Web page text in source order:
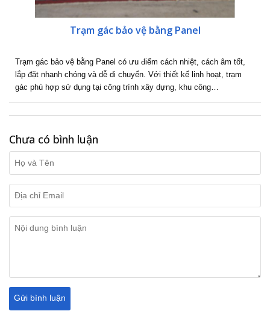
Trạm gác bảo vệ bằng Panel
Trạm gác bảo vệ bằng Panel có ưu điểm cách nhiệt, cách âm tốt,
lắp đặt nhanh chóng và dễ di chuyển. Với thiết kế linh hoạt, trạm
gác phù hợp sử dụng tại công trình xây dựng, khu công…
Chưa có bình luận